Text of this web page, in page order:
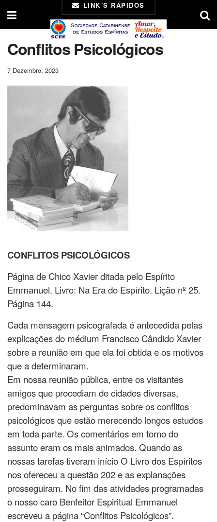
LINK´S RÁPIDOS
Conflitos Psicológicos
7 Dezembro, 2023
CONFLITOS PSICOLÓGICOS
Página de Chico Xavier ditada pelo Espírito
Emmanuel. Livro: Na Era do Espírito. Lição nº 25.
Página 144.
Cada mensagem psicografada é antecedida pelas
explicações do médium Francisco Cândido Xavier
sobre a reunião em que ela foi obtida e os motivos
que a determinaram.
Em nossa reunião pública, entre os visitantes
amigos que procediam de cidades diversas,
predominavam as perguntas sobre os conflitos
psicológicos que estão merecendo longos estudos
em toda parte. Os comentários em torno do
assunto eram os mais animados. Quando as
nossas tarefas tiveram início O Livro dos Espíritos
nos ofereceu a questão 202 e as explanações
prosseguiram. No fim das atividades programadas
o nosso caro Benfeitor Espiritual Emmanuel
escreveu a página “Conflitos Psicológicos”.